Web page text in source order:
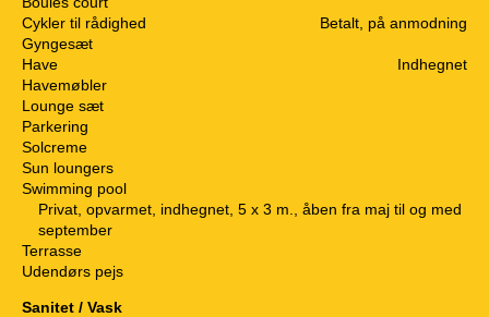
Cykler til rådighed
Betalt, på anmodning
Gyngesæt
Have
Indhegnet
Havemøbler
Lounge sæt
Parkering
Solcreme
Sun loungers
Swimming pool
Privat, opvarmet, indhegnet, 5 x 3 m., åben fra maj til og med
september
Terrasse
Udendørs pejs
Sanitet / Vask